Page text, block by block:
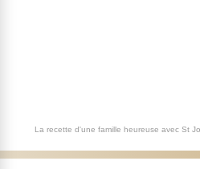
La recette d'une famille heureuse avec St